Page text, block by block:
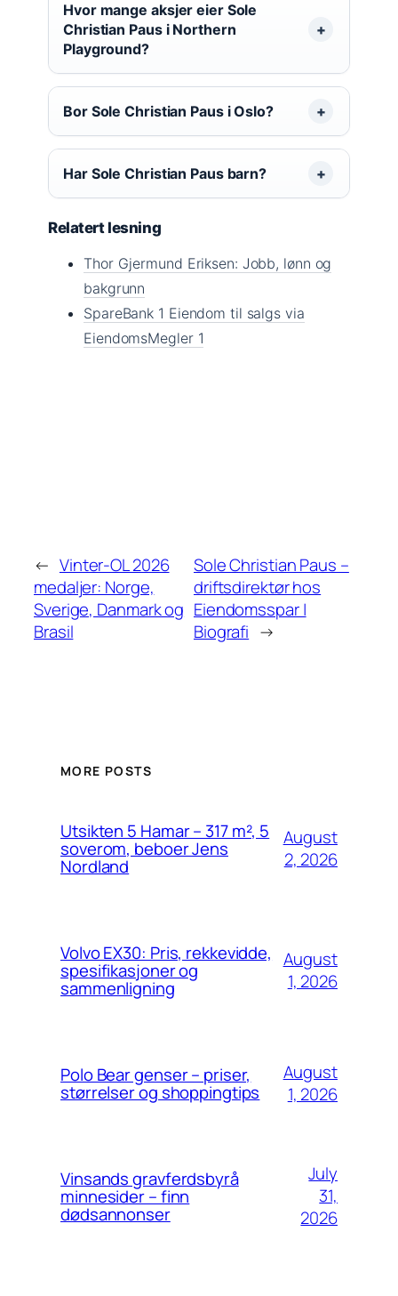
Hvor mange aksjer eier Sole
Christian Paus i Northern
Playground?
Bor Sole Christian Paus i Oslo?
Har Sole Christian Paus barn?
Relatert lesning
Thor Gjermund Eriksen: Jobb, lønn og
bakgrunn
SpareBank 1 Eiendom til salgs via
EiendomsMegler 1
← Vinter-OL 2026
medaljer: Norge,
Sverige, Danmark og
Brasil
Sole Christian Paus –
driftsdirektør hos
Eiendomsspar |
Biografi →
MORE POSTS
Utsikten 5 Hamar – 317 m², 5
soverom, beboer Jens
Nordland
August
2, 2026
Volvo EX30: Pris, rekkevidde,
spesifikasjoner og
sammenligning
August
1, 2026
Polo Bear genser – priser,
størrelser og shoppingtips
August
1, 2026
Vinsands gravferdsbyrå
minnesider – finn
dødsannonser
July
31,
2026